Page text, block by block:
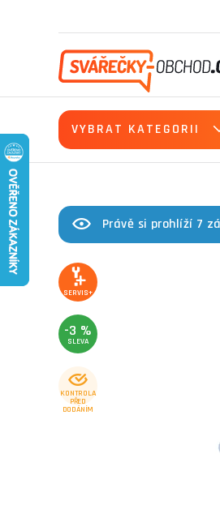
VYBRAT KATEGORII
Právě si prohlíží 7
SERVIS+
-3 %
SLEVA
KONTROLA
PŘED
DODÁNÍM